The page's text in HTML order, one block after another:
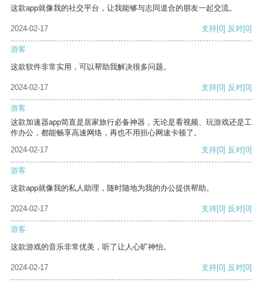
这款app就像我的社交平台，让我能够与志同道合的朋友一起交流。
2024-02-17 支持[0] 反对[0]
游客
这款软件非常实用，可以帮助我解决很多问题。
2024-02-17 支持[0] 反对[0]
游客
这款加速器app简直是居家旅行必备神器，无论是看视频、玩游戏还是工
作办公，都能畅享高速网络，再也不用担心网速卡顿了。
2024-02-17
支持[0] 反对[0]
游客
这款app就像我的私人助理，随时随地为我的办公提供帮助。
2024-02-17 支持[0] 反对[0]
游客
这款游戏的音乐非常优美，听了让人心旷神怡。
2024-02-17 支持[0] 反对[0]